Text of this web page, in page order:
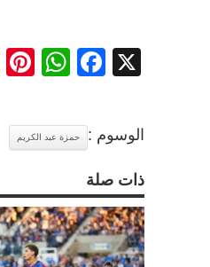
X
الوسوم : حمزة عبد الكريم
ذات صلة